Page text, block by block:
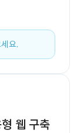
요.
웹 구축